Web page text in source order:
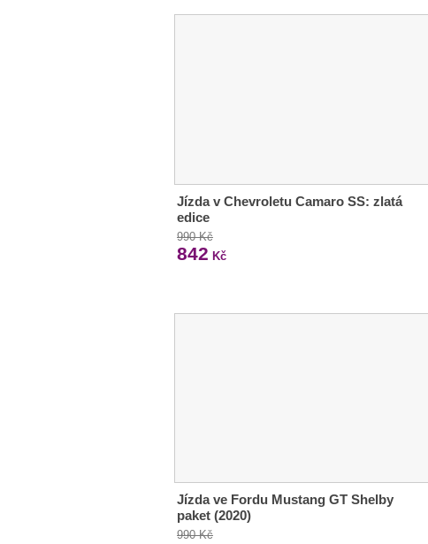
Jízda v Chevroletu Camaro SS: zlatá
edice
990 Kč
842 Kč
Jízda ve Fordu Mustang GT Shelby
paket (2020)
990 Kč